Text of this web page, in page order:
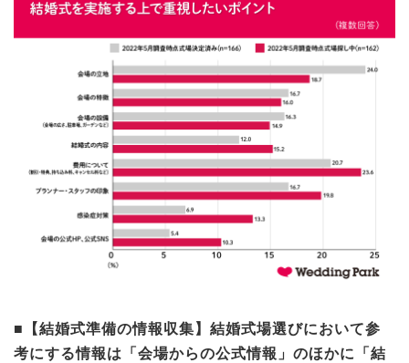
■【結婚式準備の情報収集】結婚式場選びにおいて参
考にする情報は「会場からの公式情報」のほかに「結